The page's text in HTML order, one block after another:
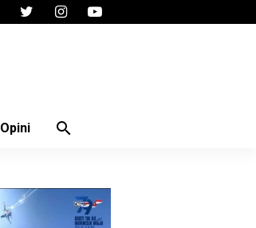
Opini search